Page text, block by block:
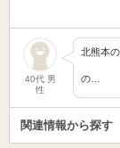
40代 男
性
北
熊
の…
関連情報から探す